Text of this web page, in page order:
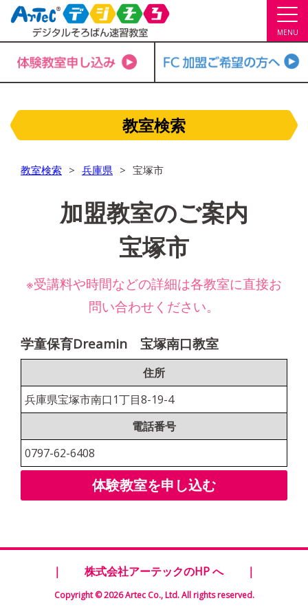
MENU
教室検索
教室検索 兵庫県 宝塚市
加盟教室のご案内
宝塚市
※受講料や時間などの詳細は各教室に直接お
問い合わせください。
学童保育Dreamin 宝塚南口教室
住所
兵庫県宝塚市南口1丁目8-19-4
電話番号
0797-62-6408
体験教室を申し込む
｜ 株式会社アーテックのHP へ｜
Copyright © 2026 Artec Co., Ltd. All rights reserved.